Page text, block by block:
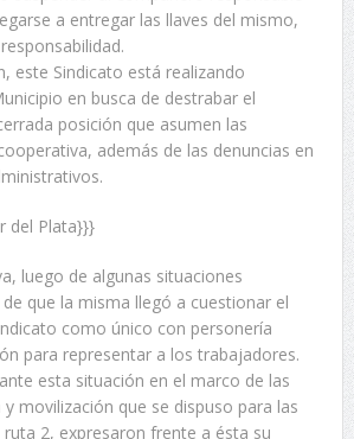
a entregar las llaves del mismo,
este Sindicato está realizando
en busca de destrabar el
posición que asumen las
además de las denuncias en
del Plata}}}
luego de algunas situaciones
que la misma llegó a cuestionar el
como único con personería
para representar a los trabajadores.
esta situación en el marco de las
movilización que se dispuso para las
2, expresaron frente a ésta su